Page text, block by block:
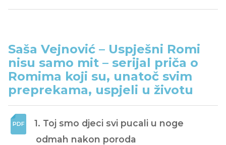
Saša Vejnović – Uspješni Romi
nisu samo mit – serijal priča o
Romima koji su, unatoč svim
preprekama, uspjeli u životu
1. Toj smo djeci svi pucali u noge
odmah nakon poroda